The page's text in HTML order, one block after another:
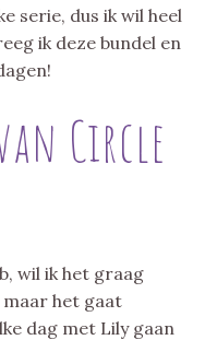
serie, dus ik wil heel
ik deze bundel en
Circle
wil ik het graag
het gaat
dag met Lily gaan